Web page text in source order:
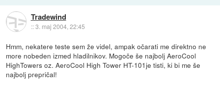
Tradewind
::3. maj 2004, 22:45
Hmm, nekatere teste sem že videl, ampak očarati me direktno ne
more nobeden izmed hladilnikov. Mogoče še najbolj AeroCool
HighTowers oz. AeroCool High Tower HT-101je tisti, ki bi me še
najbolj prepričal!